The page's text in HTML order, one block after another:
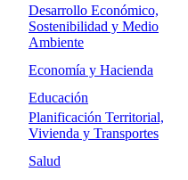
Desarrollo Económico,
Sostenibilidad y Medio
Ambiente
Economía y Hacienda
Educación
Planificación Territorial,
Vivienda y Transportes
Salud